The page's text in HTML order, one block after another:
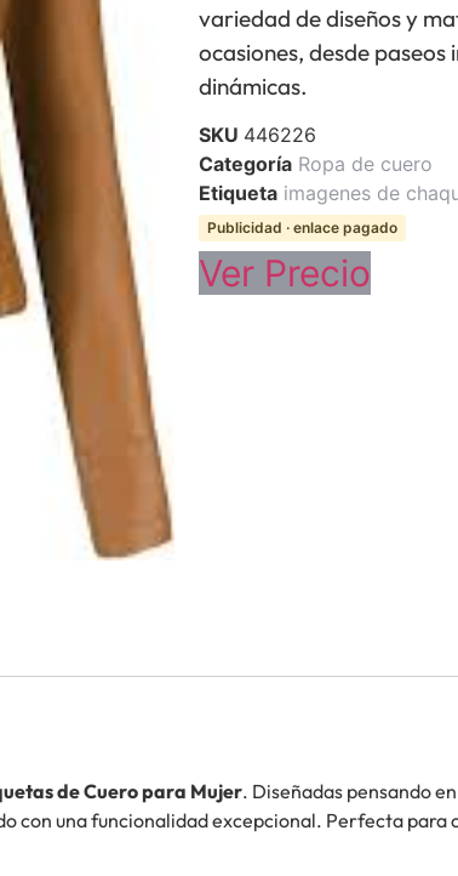
variedad de diseños y
ocasiones, desde
dinámicas.
SKU 446226
Categoría Ropa de cuero
Etiqueta imagenes de
Publicidad · enlace pagado
Ver Precio
de Cuero para Mujer. Diseñadas pensando
con una funcionalidad excepcional. Perfecta